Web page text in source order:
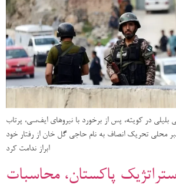
در کویته، پس از برخورد با نیروهای ایف‌سی، پرتاب
محلی تحریک انصاف به نام حاجی گل خان از رفتار خود
ابراز ندامت کرد
پاکستان، محاسبات